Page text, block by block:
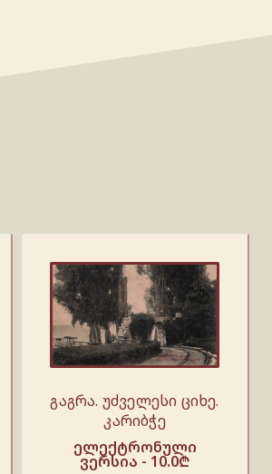
გაგრა. უძველესი ციხე.
კარიბჭე
ელექტრონული
ვერსია - 10.0₾